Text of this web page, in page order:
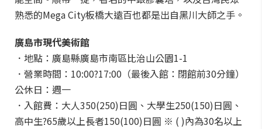
熟悉的Mega City板橋大遠百也都是出自黑川大師之手。
廣島市現代美術館
．地點：廣島縣廣島市南區比治山公園1-1
．營業時間：10:00?17:00（最後入館：閉館前30分鐘）
公休日：週一
．入館費：大人350(250)日圓、大學生250(150)日圓、
高中生?65歲以上長者150(100)日圓 ※ ( )內為30名以上